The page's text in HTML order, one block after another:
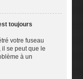
toujours
votre fuseau
il se peut que le
à un